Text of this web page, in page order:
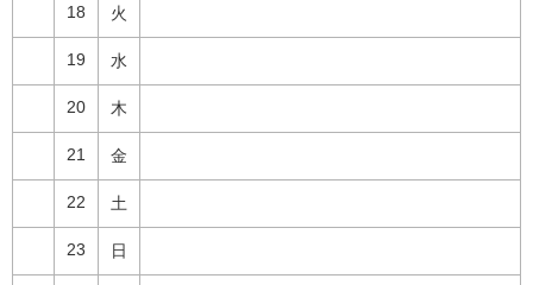
18 火
19 水
20 木
21 金
22 土
23 日